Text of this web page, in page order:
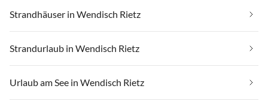
Strandhäuser in Wendisch Rietz
Strandurlaub in Wendisch Rietz
Urlaub am See in Wendisch Rietz